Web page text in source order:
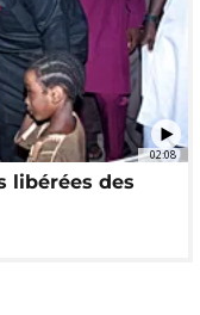
02:08
libérées des